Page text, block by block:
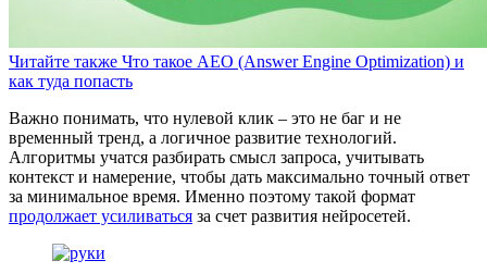
Читайте также Что такое AEO (Answer Engine Optimization) и
как туда попасть
Важно понимать, что нулевой клик – это не баг и не
временный тренд, а логичное развитие технологий.
Алгоритмы учатся разбирать смысл запроса, учитывать
контекст и намерение, чтобы дать максимально точный ответ
за минимальное время. Именно поэтому такой формат
продолжает усиливаться за счет развития нейросетей.